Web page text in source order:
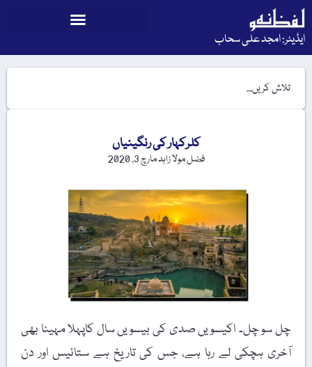
ایڈیٹر: امجد علی سحاب
کلرکہار کی رنگینیاں
فضل مولا زاہدمارچ 3, 2020
چل سو چل۔ اکیسویں صدی کی بیسویں سال کاپہلا مہینا بھی
آخری ہچکی لے رہا ہے، جس کی تاریخ ہے ستائیس اور دن